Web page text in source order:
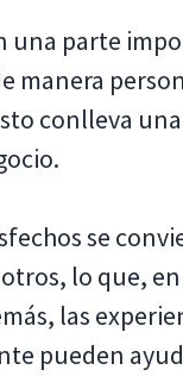
una parte
manera
conlleva
se
lo que,
las
pueden